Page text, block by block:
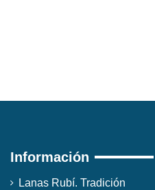
Información
Lanas Rubí. Tradición